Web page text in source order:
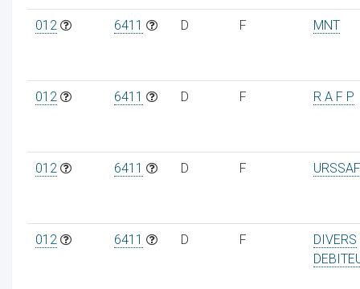
012 6411 D F MNT
012 6411 D F R A F P
012 6411 D F
012 6411 D F
DIVERS